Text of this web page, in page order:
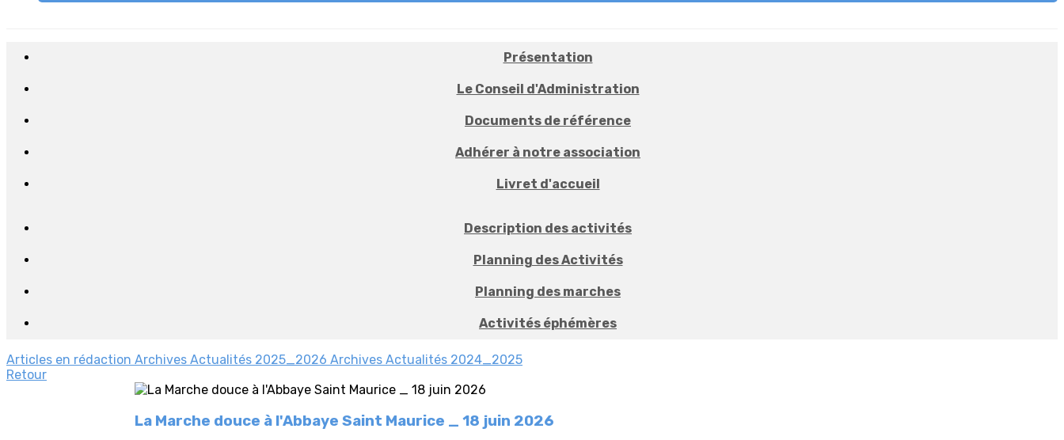
Présentation
Le Conseil d'Administration
Documents de référence
Adhérer à notre association
Livret d'accueil
Description des activités
Planning des Activités
Planning des marches
Activités éphémères
Articles en rédaction Archives Actualités 2025_2026 Archives Actualités 2024_2025
Retour
La Marche douce à l'Abbaye Saint Maurice _ 18 juin 2026